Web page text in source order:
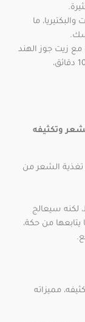
ما
زيت جوز الهند
أو زيت الزيتون واستخدامه كماسك لمدة 10 دقائق،
وتكثيفه
تغذية الشعر من
لكنه سيعالج
من حكة،
مميزاته